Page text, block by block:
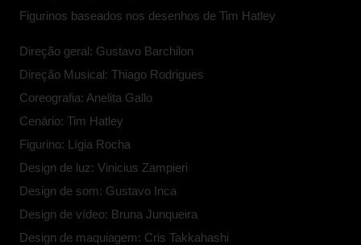
Figurinos baseados nos desenhos de Tim Hatley
Direção geral: Gustavo Barchilon
Direção Musical: Thiago Rodrigues
Coreografia: Anelita Gallo
Cenário: Tim Hatley
Figurino: Lígia Rocha
Design de luz: Vinicius Zampieri
Design de som: Gustavo Inca
Design de vídeo: Bruna Junqueira
Design de maquiagem: Cris Takkahashi